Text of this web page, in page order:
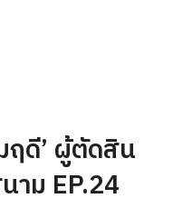
ดี’ ผู้ตัดสิน
าม EP.24